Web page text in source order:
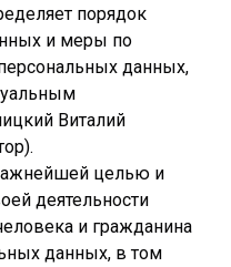
порядок
и меры по
данных,
Виталий
целью и
деятельности
и гражданина
данных, в том